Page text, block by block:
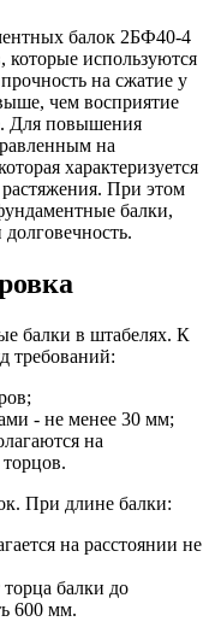
балок 2БФ40-4
которые используются
на сжатие у
чем восприятие
Для повышения
на
характеризуется
При этом
балки,
балки в штабелях. К
требований:
- не менее 30 мм;
на
При длине балки:
на расстоянии не
балки до
600 мм.